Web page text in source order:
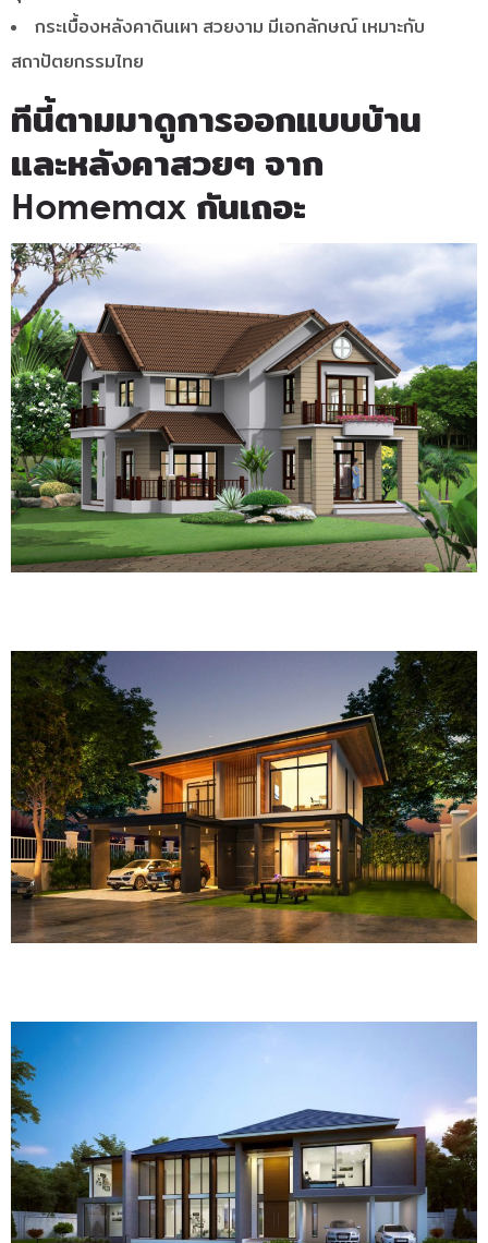
กระเบื้องหลังคาดินเผา สวยงาม มีเอกลักษณ์ เหมาะกับ
สถาปัตยกรรมไทย
ทีนี้ตามมาดูการออกแบบบ้าน
และหลังคาสวยๆ จาก
Homemax กันเถอะ